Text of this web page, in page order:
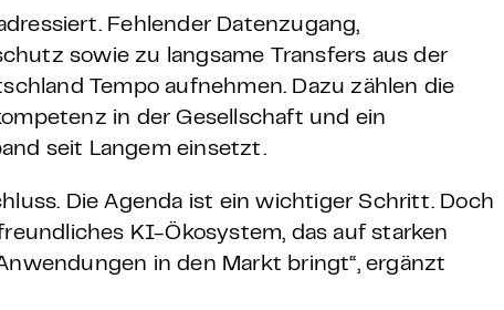
Fehlender Datenzugang,
sowie zu langsame Transfers aus der
Tempo aufnehmen. Dazu zählen die
in der Gesellschaft und ein
seit Langem einsetzt.
Die Agenda ist ein wichtiger Schritt. Doch
KI-Ökosystem, das auf starken
in den Markt bringt“, ergänzt